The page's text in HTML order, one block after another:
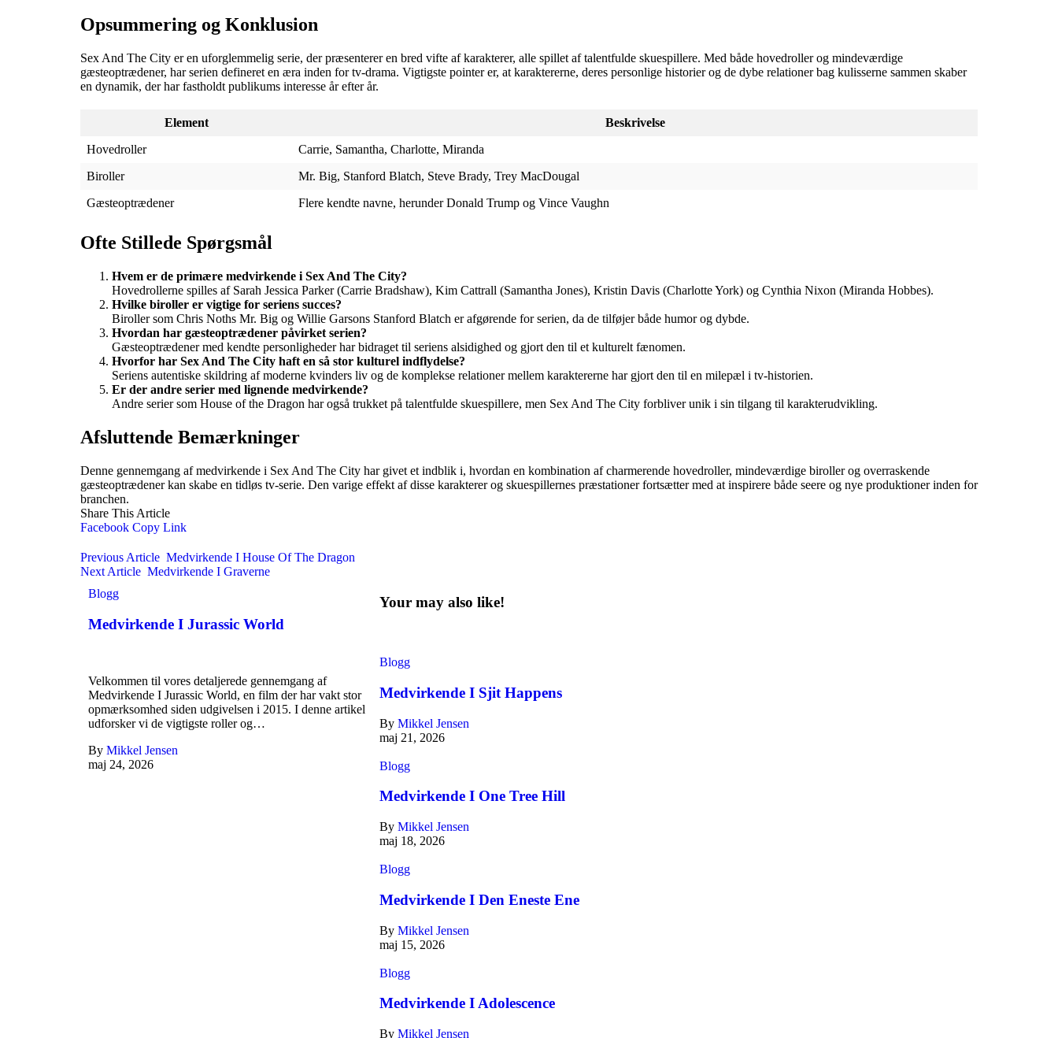
Opsummering og Konklusion
Sex And The City er en uforglemmelig serie, der præsenterer en bred vifte af karakterer, alle spillet af talentfulde skuespillere. Med både hovedroller og mindeværdige
gæsteoptrædener, har serien defineret en æra inden for tv-drama. Vigtigste pointer er, at karaktererne, deres personlige historier og de dybe relationer bag kulisserne sammen skaber
en dynamik, der har fastholdt publikums interesse år efter år.
Element
Beskrivelse
Hovedroller
Carrie, Samantha, Charlotte, Miranda
Biroller
Mr. Big, Stanford Blatch, Steve Brady, Trey MacDougal
Gæsteoptrædener
Flere kendte navne, herunder Donald Trump og Vince Vaughn
Ofte Stillede Spørgsmål
Hvem er de primære medvirkende i Sex And The City?
Hovedrollerne spilles af Sarah Jessica Parker (Carrie Bradshaw), Kim Cattrall (Samantha Jones), Kristin Davis (Charlotte York) og Cynthia Nixon (Miranda Hobbes).
Hvilke biroller er vigtige for seriens succes?
Biroller som Chris Noths Mr. Big og Willie Garsons Stanford Blatch er afgørende for serien, da de tilføjer både humor og dybde.
Hvordan har gæsteoptrædener påvirket serien?
Gæsteoptrædener med kendte personligheder har bidraget til seriens alsidighed og gjort den til et kulturelt fænomen.
Hvorfor har Sex And The City haft en så stor kulturel indflydelse?
Seriens autentiske skildring af moderne kvinders liv og de komplekse relationer mellem karaktererne har gjort den til en milepæl i tv-historien.
Er der andre serier med lignende medvirkende?
Andre serier som House of the Dragon har også trukket på talentfulde skuespillere, men Sex And The City forbliver unik i sin tilgang til karakterudvikling.
Afsluttende Bemærkninger
Denne gennemgang af medvirkende i Sex And The City har givet et indblik i, hvordan en kombination af charmerende hovedroller, mindeværdige biroller og overraskende
gæsteoptrædener kan skabe en tidløs tv-serie. Den varige effekt af disse karakterer og skuespillernes præstationer fortsætter med at inspirere både seere og nye produktioner inden for
branchen.
Share This Article
Facebook Copy Link
Previous Article Medvirkende I House Of The Dragon
Next Article Medvirkende I Graverne
Blogg
Medvirkende I Jurassic World
Velkommen til vores detaljerede gennemgang af
Medvirkende I Jurassic World, en film der har vakt stor
opmærksomhed siden udgivelsen i 2015. I denne artikel
udforsker vi de vigtigste roller og…
By Mikkel Jensen
maj 24, 2026
Your may also like!
Blogg
Medvirkende I Sjit Happens
By Mikkel Jensen
maj 21, 2026
Blogg
Medvirkende I One Tree Hill
By Mikkel Jensen
maj 18, 2026
Blogg
Medvirkende I Den Eneste Ene
By Mikkel Jensen
maj 15, 2026
Blogg
Medvirkende I Adolescence
By Mikkel Jensen